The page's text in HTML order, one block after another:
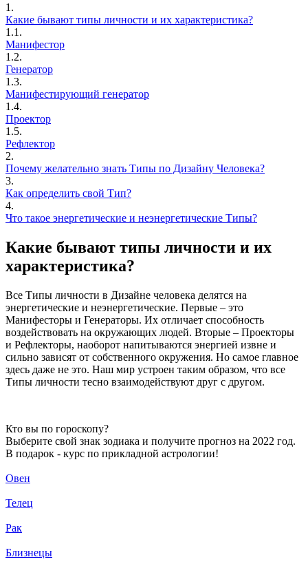
1.
Какие бывают типы личности и их характеристика?
1.1.
Манифестор
1.2.
Генератор
1.3.
Манифестирующий генератор
1.4.
Проектор
1.5.
Рефлектор
2.
Почему желательно знать Типы по Дизайну Человека?
3.
Как определить свой Тип?
4.
Что такое энергетические и неэнергетические Типы?
Какие бывают типы личности и их
характеристика?
Все Типы личности в Дизайне человека делятся на
энергетические и неэнергетические. Первые – это
Манифесторы и Генераторы. Их отличает способность
воздействовать на окружающих людей. Вторые – Проекторы
и Рефлекторы, наоборот напитываются энергией извне и
сильно зависят от собственного окружения. Но самое главное
здесь даже не это. Наш мир устроен таким образом, что все
Типы личности тесно взаимодействуют друг с другом.
Кто вы по гороскопу?
Выберите свой знак зодиака и получите прогноз на 2022 год.
В подарок - курс по прикладной астрологии!
Овен
Телец
Рак
Близнецы